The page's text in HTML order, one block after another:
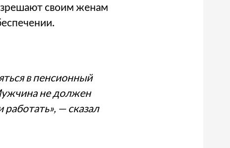
своим женам
в пенсионный
не должен
— сказал